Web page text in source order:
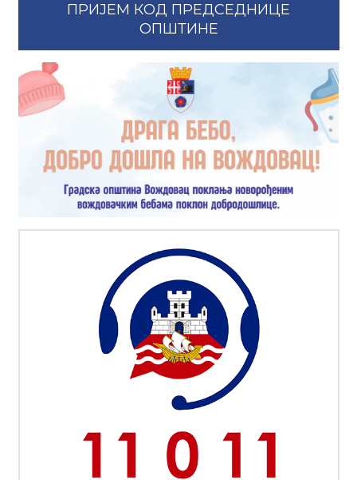
ПРИЈЕМ КОД ПРЕДСЕДНИЦЕ
ОПШТИНЕ